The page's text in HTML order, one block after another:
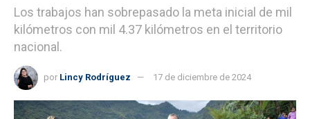
Los trabajos han sobrepasado la meta inicial de mil
kilómetros con mil 4.37 kilómetros en el territorio
nacional.
por Lincy Rodríguez 17 de diciembre de 2024